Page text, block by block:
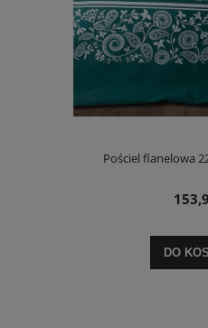
Pościel flanelowa
DO